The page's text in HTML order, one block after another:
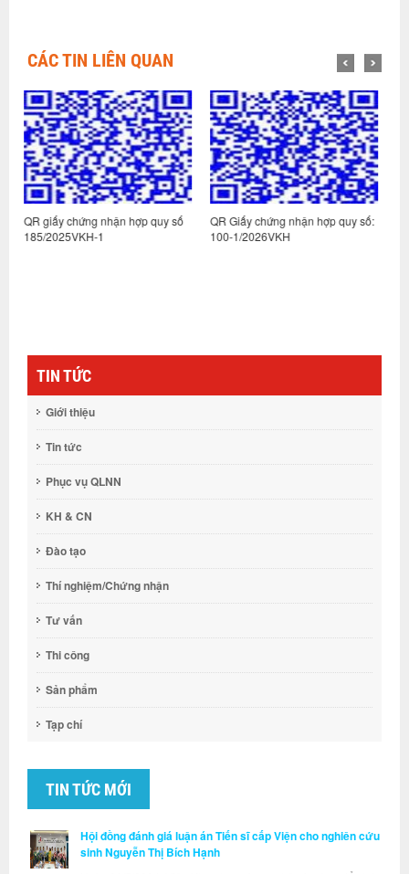
CÁC TIN LIÊN QUAN
quy số
QR Giấy chứng nhận hợp quy số:
100-1/2026VKH
QR Giấy chứng nhận hợp
395-12/2025VKH
TIN TỨC
Giới thiệu
Tin tức
Phục vụ QLNN
KH & CN
Đào tạo
Thí nghiệm/Chứng nhận
Tư vấn
Thi công
Sản phẩm
Tạp chí
TIN TỨC MỚI
Hội đồng đánh giá luận án Tiến sĩ cấp Viện cho nghiên cứu
sinh Nguyễn Thị Bích Hạnh